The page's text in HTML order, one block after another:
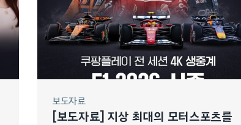
보도자료
[보도자료] 지상 최대의 모터스포츠를